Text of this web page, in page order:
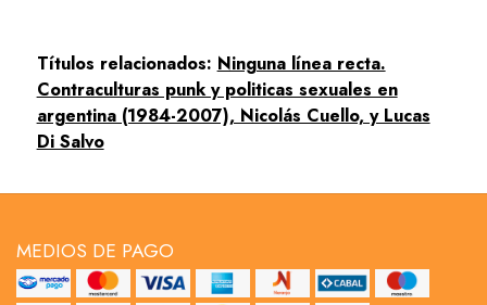
Títulos relacionados: Ninguna línea recta.
Contraculturas punk y politicas sexuales en
argentina (1984-2007), Nicolás Cuello, y Lucas
Di Salvo
MEDIOS DE PAGO